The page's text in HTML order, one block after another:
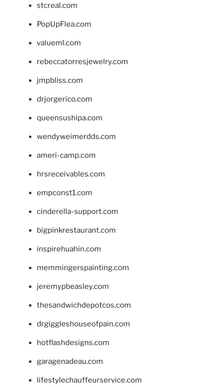
stcreal.com
PopUpFlea.com
valueml.com
rebeccatorresjewelry.com
jmpbliss.com
drjorgerico.com
queensushipa.com
wendyweimerdds.com
ameri-camp.com
hrsreceivables.com
empconst1.com
cinderella-support.com
bigpinkrestaurant.com
inspirehuahin.com
memmingerspainting.com
jeremypbeasley.com
thesandwichdepotcos.com
drgiggleshouseofpain.com
hotflashdesigns.com
garagenadeau.com
lifestylechauffeurservice.com